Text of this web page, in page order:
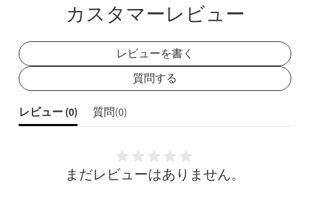
カスタマーレビュー
レビューを書く
質問する
レビュー (0) 質問(0)
まだレビューはありません。